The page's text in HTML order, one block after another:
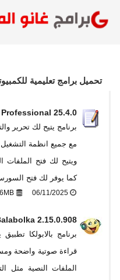
تحميل برامج تعليمية
25.4.0
برنامج يتيح لك تحرير
مع جميع انظمة
ويتيح لك فتح الملفات
كما يوفر لك فتح
06/11/2025
2.15.0.908
برنامج بالابولكا
قراءة صوتية واضحة